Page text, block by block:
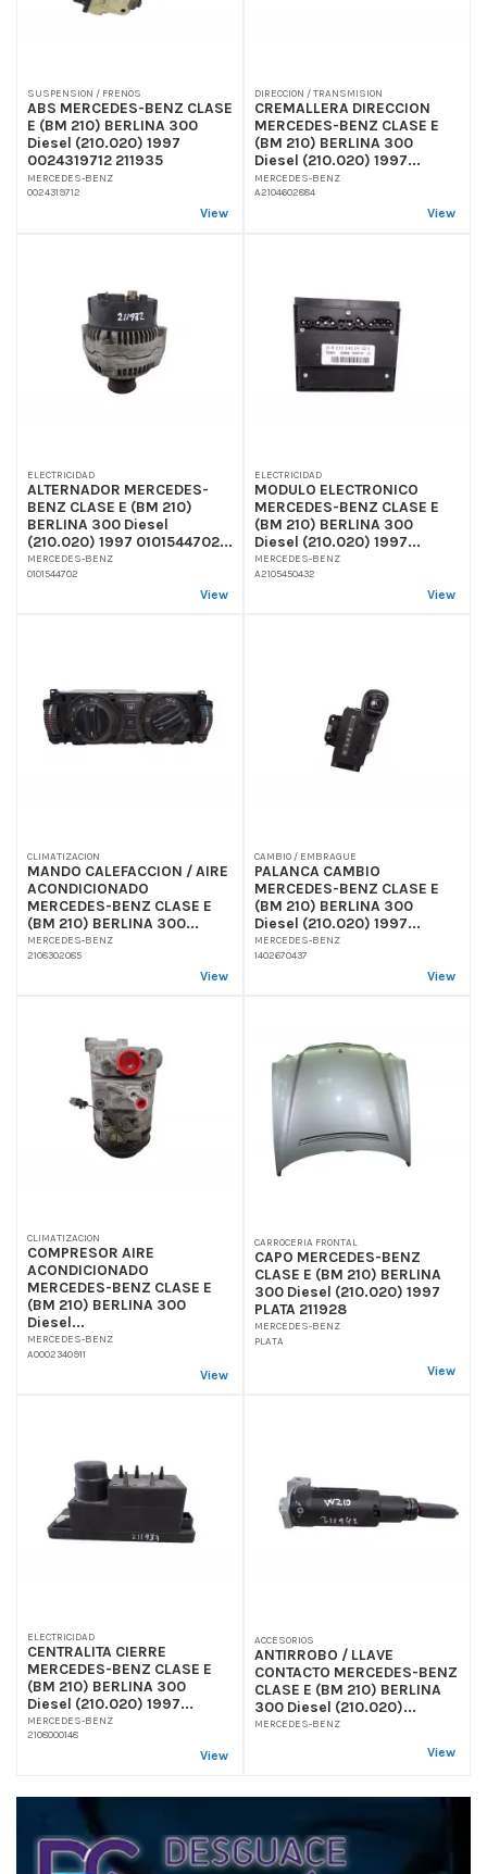
SUSPENSION / FRENOS
ABS MERCEDES-BENZ CLASE
E (BM 210) BERLINA 300
Diesel (210.020) 1997
0024319712 211935
MERCEDES-BENZ
0024319712
View
DIRECCION / TRANSMISION
CREMALLERA DIRECCION
MERCEDES-BENZ CLASE E
(BM 210) BERLINA 300
Diesel (210.020) 1997...
MERCEDES-BENZ
A2104602884
View
ELECTRICIDAD
ALTERNADOR MERCEDES-
BENZ CLASE E (BM 210)
BERLINA 300 Diesel
(210.020) 1997 0101544702...
MERCEDES-BENZ
0101544702
View
ELECTRICIDAD
MODULO ELECTRONICO
MERCEDES-BENZ CLASE E
(BM 210) BERLINA 300
Diesel (210.020) 1997...
MERCEDES-BENZ
A2105450432
View
CLIMATIZACION
MANDO CALEFACCION / AIRE
ACONDICIONADO
MERCEDES-BENZ CLASE E
(BM 210) BERLINA 300...
MERCEDES-BENZ
2108302085
View
CAMBIO / EMBRAGUE
PALANCA CAMBIO
MERCEDES-BENZ CLASE E
(BM 210) BERLINA 300
Diesel (210.020) 1997...
MERCEDES-BENZ
1402670437
View
CLIMATIZACION
COMPRESOR AIRE
ACONDICIONADO
MERCEDES-BENZ CLASE E
(BM 210) BERLINA 300
Diesel...
MERCEDES-BENZ
A0002340911
View
CARROCERIA FRONTAL
CAPO MERCEDES-BENZ
CLASE E (BM 210) BERLINA
300 Diesel (210.020) 1997
PLATA 211928
MERCEDES-BENZ
PLATA
View
ELECTRICIDAD
CENTRALITA CIERRE
MERCEDES-BENZ CLASE E
(BM 210) BERLINA 300
Diesel (210.020) 1997...
MERCEDES-BENZ
2108000148
View
ACCESORIOS
ANTIRROBO / LLAVE
CONTACTO MERCEDES-BENZ
CLASE E (BM 210) BERLINA
300 Diesel (210.020)...
MERCEDES-BENZ
View